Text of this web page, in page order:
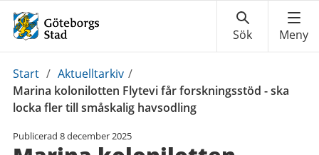
Du
är
här:
Start / Aktuelltarkiv /
Marina kolonilotten Flytevi får forskningsstöd - ska
locka fler till småskalig havsodling
Publicerad 8 december 2025